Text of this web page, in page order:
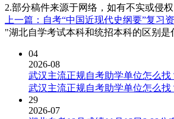
2.部分稿件来源于网络，如有不实或侵
上一篇：自考“中国近现代史纲要”复习
"湖北自学考试本科和统招本科的区别
04
2026-08
武汉主流正规自考助学单位怎么找
武汉主流正规自考助学单位怎么找
29
2026-07